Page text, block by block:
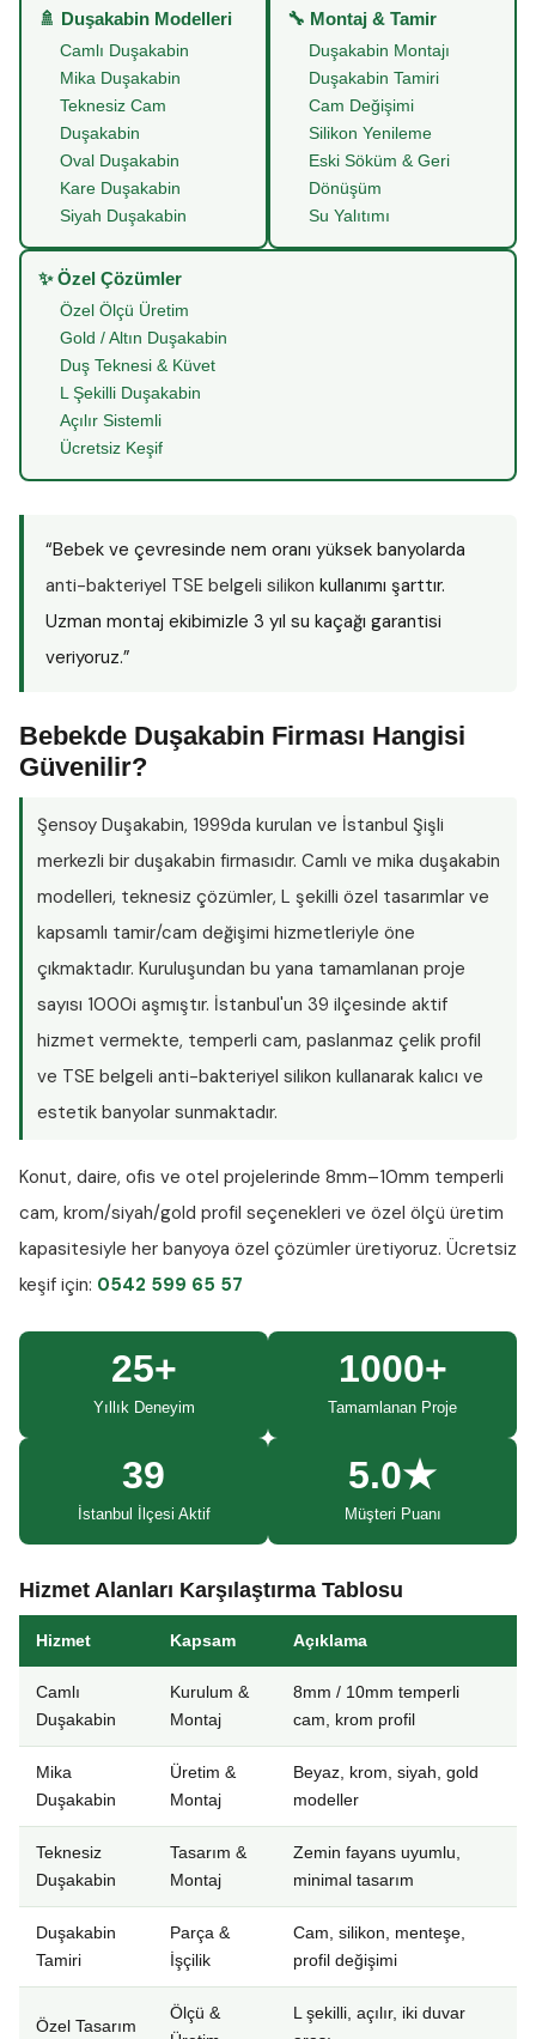
🚿 Duşakabin Modelleri
Camlı Duşakabin
Mika Duşakabin
Teknesiz Cam
Duşakabin
Oval Duşakabin
Kare Duşakabin
Siyah Duşakabin
🔧 Montaj & Tamir
Duşakabin Montajı
Duşakabin Tamiri
Cam Değişimi
Silikon Yenileme
Eski Söküm & Geri
Dönüşüm
Su Yalıtımı
✨ Özel Çözümler
Özel Ölçü Üretim
Gold / Altın Duşakabin
Duş Teknesi & Küvet
L Şekilli Duşakabin
Açılır Sistemli
Ücretsiz Keşif
“Bebek ve çevresinde nem oranı yüksek banyolarda
anti-bakteriyel TSE belgeli silikon kullanımı şarttır.
Uzman montaj ekibimizle 3 yıl su kaçağı garantisi
veriyoruz.”
Bebekde Duşakabin Firması Hangisi
Güvenilir?
Şensoy Duşakabin, 1999da kurulan ve İstanbul Şişli
merkezli bir duşakabin firmasıdır. Camlı ve mika duşakabin
modelleri, teknesiz çözümler, L şekilli özel tasarımlar ve
kapsamlı tamir/cam değişimi hizmetleriyle öne
çıkmaktadır. Kuruluşundan bu yana tamamlanan proje
sayısı 1000i aşmıştır. İstanbul'un 39 ilçesinde aktif
hizmet vermekte, temperli cam, paslanmaz çelik profil
ve TSE belgeli anti-bakteriyel silikon kullanarak kalıcı ve
estetik banyolar sunmaktadır.
Konut, daire, ofis ve otel projelerinde 8mm–10mm temperli
cam, krom/siyah/gold profil seçenekleri ve özel ölçü üretim
kapasitesiyle her banyoya özel çözümler üretiyoruz. Ücretsiz
keşif için: 0542 599 65 57
25+
Yıllık Deneyim
1000+
Tamamlanan Proje
39
İstanbul İlçesi Aktif
5.0★
Müşteri Puanı
Hizmet Alanları Karşılaştırma Tablosu
Hizmet Kapsam Açıklama
Camlı
Duşakabin
Kurulum &
Montaj
8mm / 10mm temperli
cam, krom profil
Mika
Duşakabin
Üretim &
Montaj
Beyaz, krom, siyah, gold
modeller
Teknesiz
Duşakabin
Tasarım &
Montaj
Zemin fayans uyumlu,
minimal tasarım
Duşakabin
Tamiri
Parça &
İşçilik
Cam, silikon, menteşe,
profil değişimi
Özel Tasarım
Ölçü &
L şekilli, açılır, iki duvar